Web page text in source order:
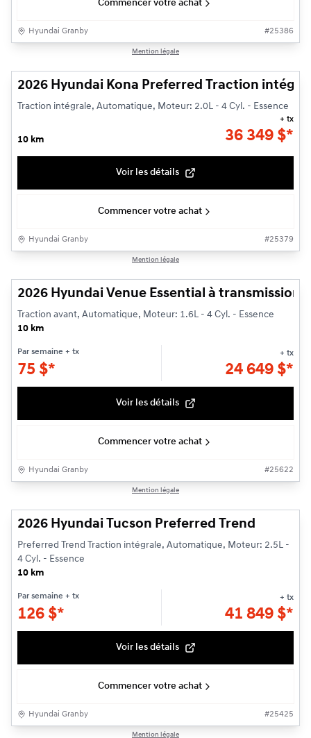
Commencer votre achat
Hyundai Granby #25386
Mention légale
2026 Hyundai Kona Preferred Traction
Traction intégrale, Automatique, Moteur: 2.0L - 4 Cyl. - Essence
10 km 36 349 $*
+ tx
Voir les détails
Commencer votre achat
Hyundai Granby #25379
Mention légale
2026 Hyundai Venue Essential à
Traction avant, Automatique, Moteur: 1.6L - 4 Cyl. - Essence
10 km
Par semaine + tx
75 $*
+ tx
24 649 $*
Voir les détails
Commencer votre achat
Hyundai Granby #25622
Mention légale
2026 Hyundai Tucson Preferred Trend
Preferred Trend Traction intégrale, Automatique, Moteur: 2.5L -
4 Cyl. - Essence
10 km
Par semaine + tx
126 $*
+ tx
41 849 $*
Voir les détails
Commencer votre achat
Hyundai Granby #25425
Mention légale